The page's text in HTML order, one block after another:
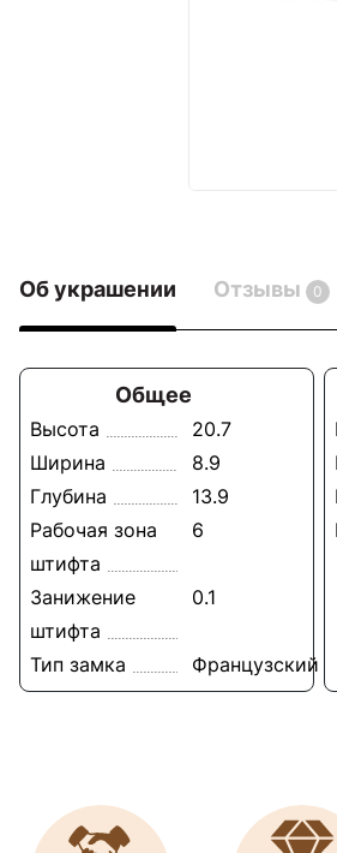
Об украшении Отзывы 0
Общее
Высота
20.7
Ширина
8.9
Глубина
13.9
Рабочая зона
штифта
6
Занижение
штифта
0.1
Тип замка Французский